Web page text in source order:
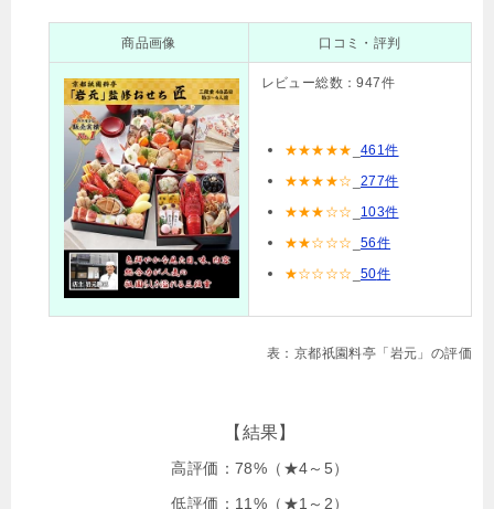
商品画像 口コミ・評判
レビュー総数：947件
★★★ ★★
461件
★★★★☆
277件
★★★☆☆
103件
★★☆☆☆
56件
★☆☆☆☆
50件
表：京都祇園料亭「岩元」の評価
【結果】
高評価：78%（★4～5）
低評価：11%（★1～2）